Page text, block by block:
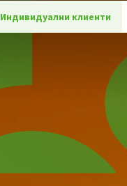
Индивидуални клиенти